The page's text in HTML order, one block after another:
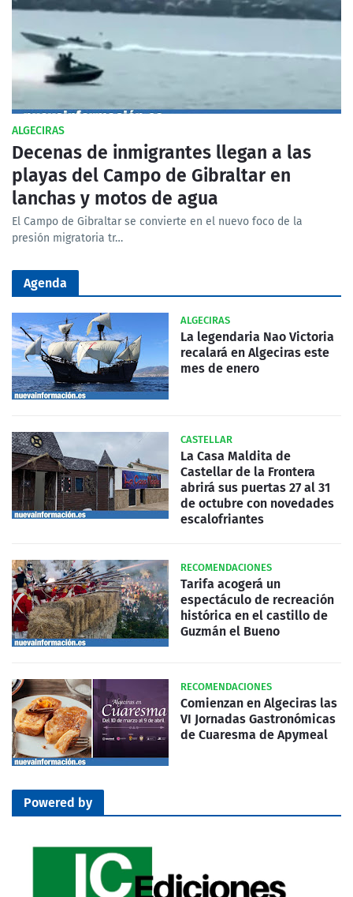
ALGECIRAS
Decenas de inmigrantes llegan a las
playas del Campo de Gibraltar en
lanchas y motos de agua
El Campo de Gibraltar se convierte en el nuevo foco de la
presión migratoria tr…
Agenda
ALGECIRAS
La legendaria Nao Victoria
recalará en Algeciras este
mes de enero
CASTELLAR
La Casa Maldita de
Castellar de la Frontera
abrirá sus puertas 27 al 31
de octubre con novedades
escalofriantes
RECOMENDACIONES
Tarifa acogerá un
espectáculo de recreación
histórica en el castillo de
Guzmán el Bueno
RECOMENDACIONES
Comienzan en Algeciras las
VI Jornadas Gastronómicas
de Cuaresma de Apymeal
Powered by